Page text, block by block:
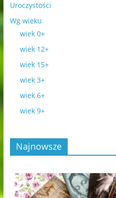
Uroczystości
Wg wieku
wiek 0+
wiek 12+
wiek 15+
wiek 3+
wiek 6+
wiek 9+
Najnowsze